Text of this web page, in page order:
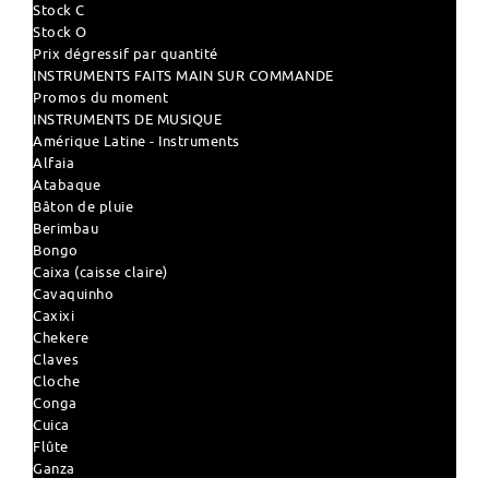
Stock C
Stock O
Prix dégressif par quantité
INSTRUMENTS FAITS MAIN SUR COMMANDE
Promos du moment
INSTRUMENTS DE MUSIQUE
Amérique Latine - Instruments
Alfaia
Atabaque
Bâton de pluie
Berimbau
Bongo
Caixa (caisse claire)
Cavaquinho
Caxixi
Chekere
Claves
Cloche
Conga
Cuica
Flûte
Ganza